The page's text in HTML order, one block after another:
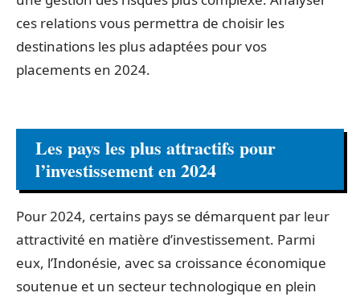
ces relations vous permettra de choisir les
destinations les plus adaptées pour vos
placements en 2024.
Les pays les plus attractifs pour
l’investissement en 2024
Pour 2024, certains pays se démarquent par leur
attractivité en matière d’investissement. Parmi
eux, l’Indonésie, avec sa croissance économique
soutenue et un secteur technologique en plein